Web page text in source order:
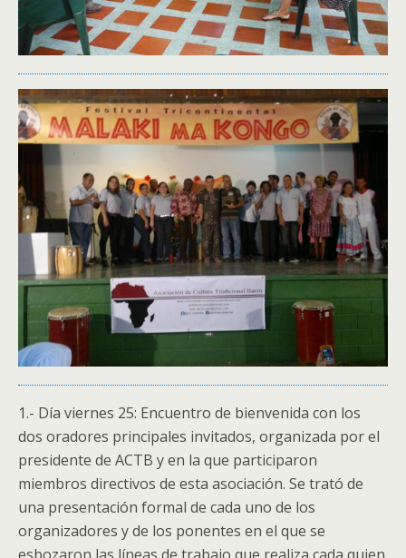
1.- Día viernes 25: Encuentro de bienvenida con los
dos oradores principales invitados, organizada por el
presidente de ACTB y en la que participaron
miembros directivos de esta asociación. Se trató de
una presentación formal de cada uno de los
organizadores y de los ponentes en el que se